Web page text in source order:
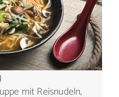
mit Reisnudeln,